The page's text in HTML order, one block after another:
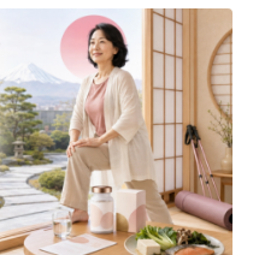
Viên uống hỗ trợ bền thành
mạch, ngừa tai biến Elastin Plus
& Nattokinase Hokoen 80 viên
0
980.000 đ